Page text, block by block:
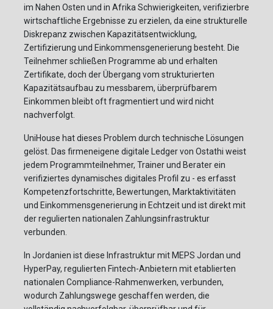
im Nahen Osten und in Afrika Schwierigkeiten, verifizierbre
wirtschaftliche Ergebnisse zu erzielen, da eine strukturelle
Diskrepanz zwischen Kapazitätsentwicklung,
Zertifizierung und Einkommensgenerierung besteht. Die
Teilnehmer schließen Programme ab und erhalten
Zertifikate, doch der Übergang vom strukturierten
Kapazitätsaufbau zu messbarem, überprüfbarem
Einkommen bleibt oft fragmentiert und wird nicht
nachverfolgt.
UniHouse hat dieses Problem durch technische Lösungen
gelöst. Das firmeneigene digitale Ledger von Ostathi weist
jedem Programmteilnehmer, Trainer und Berater ein
verifiziertes dynamisches digitales Profil zu - es erfasst
Kompetenzfortschritte, Bewertungen, Marktaktivitäten
und Einkommensgenerierung in Echtzeit und ist direkt mit
der regulierten nationalen Zahlungsinfrastruktur
verbunden.
In Jordanien ist diese Infrastruktur mit MEPS Jordan und
HyperPay, regulierten Fintech-Anbietern mit etablierten
nationalen Compliance-Rahmenwerken, verbunden,
wodurch Zahlungswege geschaffen werden, die